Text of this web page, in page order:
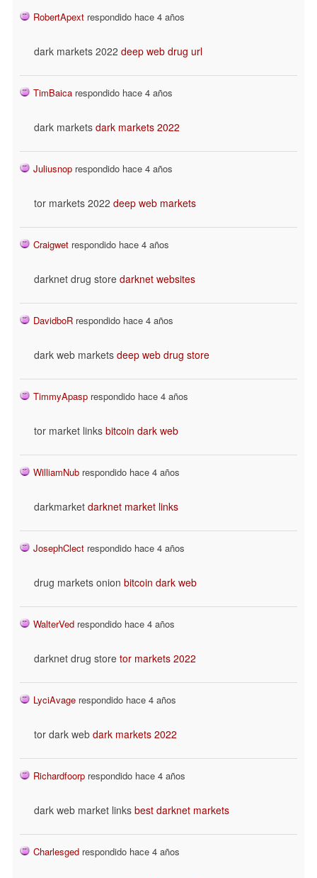
RobertApext respondido hace 4 años
dark markets 2022 deep web drug url
TimBaica respondido hace 4 años
dark markets dark markets 2022
Juliusnop respondido hace 4 años
tor markets 2022 deep web markets
Craigwet respondido hace 4 años
darknet drug store darknet websites
DavidboR respondido hace 4 años
dark web markets deep web drug store
TimmyApasp respondido hace 4 años
tor market links bitcoin dark web
WilliamNub respondido hace 4 años
darkmarket darknet market links
JosephClect respondido hace 4 años
drug markets onion bitcoin dark web
WalterVed respondido hace 4 años
darknet drug store tor markets 2022
LyciAvage respondido hace 4 años
tor dark web dark markets 2022
Richardfoorp respondido hace 4 años
dark web market links best darknet markets
Charlesged respondido hace 4 años